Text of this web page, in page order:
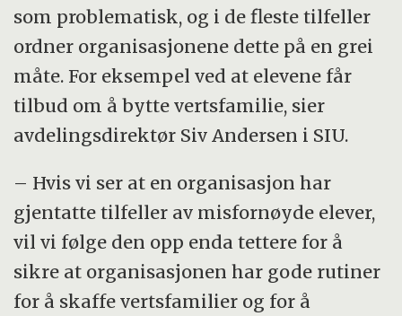
som problematisk, og i de fleste tilfeller
ordner organisasjonene dette på en grei
måte. For eksempel ved at elevene får
tilbud om å bytte vertsfamilie, sier
avdelingsdirektør Siv Andersen i SIU.
– Hvis vi ser at en organisasjon har
gjentatte tilfeller av misfornøyde elever,
vil vi følge den opp enda tettere for å
sikre at organisasjonen har gode rutiner
for å skaffe vertsfamilier og for å